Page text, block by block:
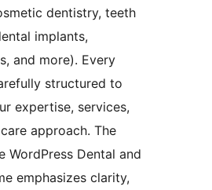
dentistry, teeth
implants,
and more). Every
structured to
expertise, services,
approach. The
WordPress Dental and
emphasizes clarity,